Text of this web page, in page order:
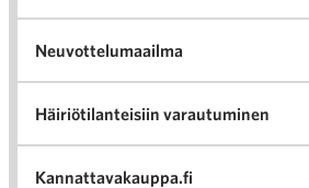
Neuvottelumaailma
Häiriötilanteisiin varautuminen
Kannattavakauppa.fi